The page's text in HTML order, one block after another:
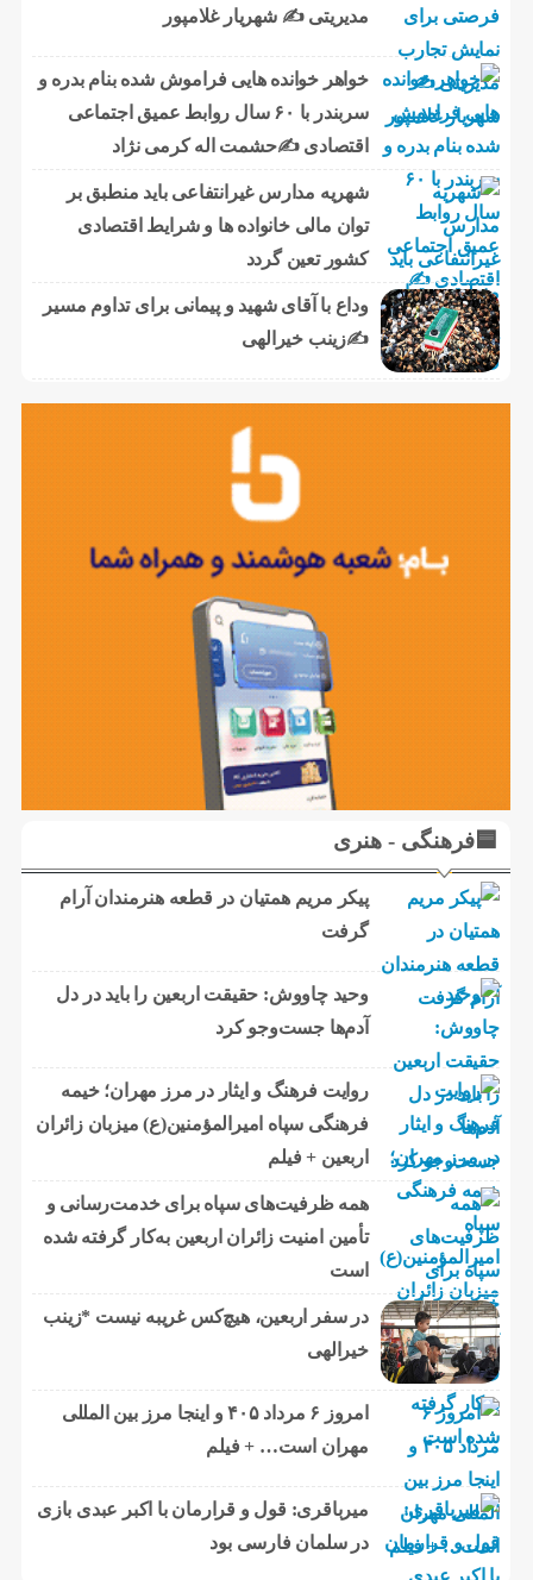
مدیریتی ✍ شهریار غلامپور
خواهر خوانده هایی فراموش شده بنام بدره و
سربندر با ۶۰ سال روابط عمیق اجتماعی
اقتصادی ✍حشمت اله کرمی نژاد
شهریه مدارس غیرانتفاعی باید منطبق بر
توان مالی خانواده ها و شرایط اقتصادی
کشور تعین گردد
وداع با آقای شهید و پیمانی برای تداوم مسیر
✍زینب خیرالهی
🟦فرهنگی - هنری
پیکر مریم همتیان در قطعه هنرمندان آرام
گرفت
وحید چاووش: حقیقت اربعین را باید در دل
آدم‌ها جست‌وجو کرد
روایت فرهنگ و ایثار در مرز مهران؛ خیمه
فرهنگی سپاه امیرالمؤمنین(ع) میزبان زائران
اربعین + فیلم
همه ظرفیت‌های سپاه برای خدمت‌رسانی و
تأمین امنیت زائران اربعین به‌کار گرفته شده
است
در سفر اربعین، هیچ‌کس غریبه نیست *زینب
خیرالهی
امروز ۶ مرداد ۴۰۵ و اینجا مرز بین المللی
مهران است… + فیلم
میرباقری: قول و قرارمان با اکبر عبدی بازی
در سلمان فارسی بود